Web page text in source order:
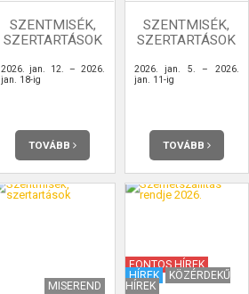
SZENTMISÉK,
SZERTARTÁSOK
2026. jan. 12. – 2026.
jan. 18-ig
TOVÁBB
SZENTMISÉK,
SZERTARTÁSOK
2026. jan. 5. – 2026.
jan. 11-ig
TOVÁBB
MISEREND
FONTOS HÍREK
HÍREK
KÖZÉRDEKŰ
HÍREK